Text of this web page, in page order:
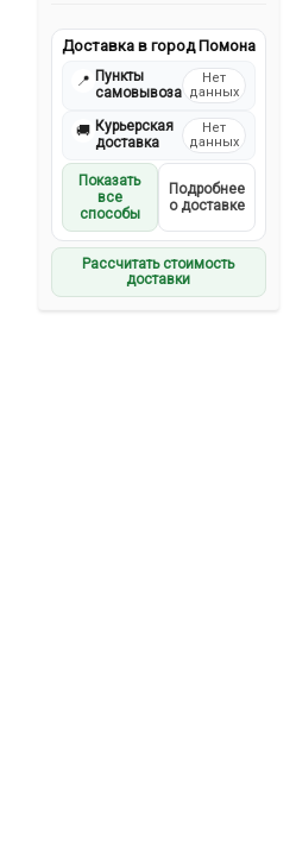
Доставка в город Помона
📍 Пункты
самовывоза
Нет
данных
🚚 Курьерская
доставка
Нет
данных
Показать
все
способы
Подробнее
о доставке
Рассчитать стоимость
доставки